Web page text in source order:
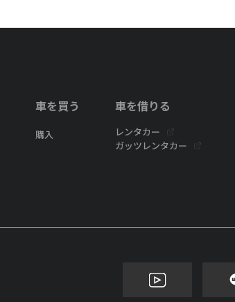
車を買う
購入
車を借りる
レンタカー
ガッツレンタカー